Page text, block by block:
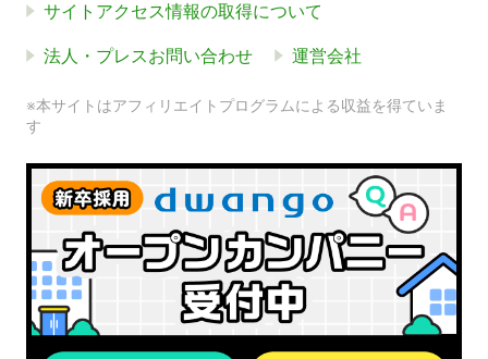
サイトアクセス情報の取得について
法人・プレスお問い合わせ 運営会社
※本サイトはアフィリエイトプログラムによる収益を得ていま
す